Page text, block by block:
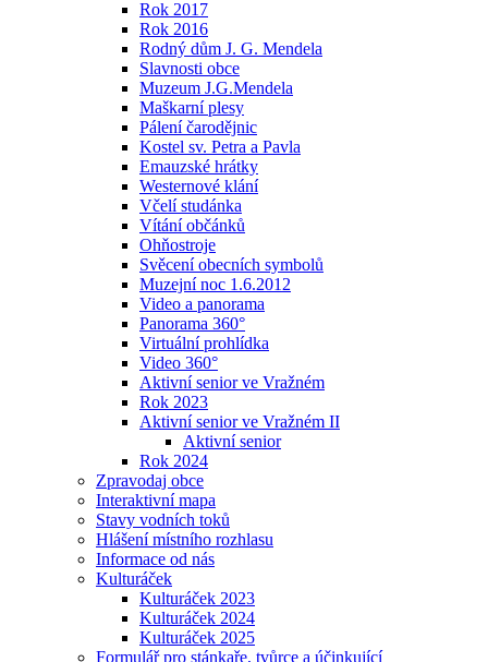
Rok 2017
Rok 2016
Rodný dům J. G. Mendela
Slavnosti obce
Muzeum J.G.Mendela
Maškarní plesy
Pálení čarodějnic
Kostel sv. Petra a Pavla
Emauzské hrátky
Westernové klání
Včelí studánka
Vítání občánků
Ohňostroje
Svěcení obecních symbolů
Muzejní noc 1.6.2012
Video a panorama
Panorama 360°
Virtuální prohlídka
Video 360°
Aktivní senior ve Vražném
Rok 2023
Aktivní senior ve Vražném II
Aktivní senior
Rok 2024
Zpravodaj obce
Interaktivní mapa
Stavy vodních toků
Hlášení místního rozhlasu
Informace od nás
Kulturáček
Kulturáček 2023
Kulturáček 2024
Kulturáček 2025
Formulář pro stánkaře, tvůrce a účinkující